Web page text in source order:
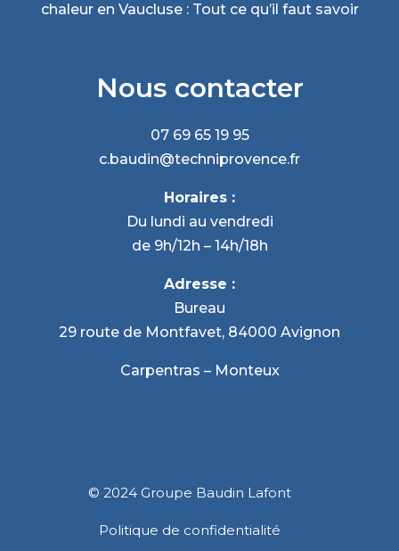
chaleur en Vaucluse : Tout ce qu’il faut savoir
Nous contacter
07 69 65 19 95
c.baudin@techniprovence.fr
Horaires :
Du lundi au vendredi
de 9h/12h – 14h/18h
Adresse :
Bureau
29 route de Montfavet, 84000 Avignon
Carpentras – Monteux
© 2024Groupe Baudin Lafont
Politique de confidentialité